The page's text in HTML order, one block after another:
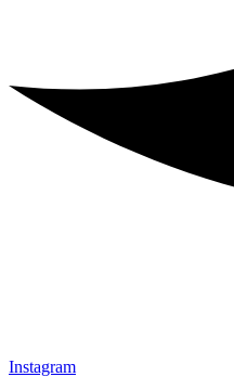
Instagram